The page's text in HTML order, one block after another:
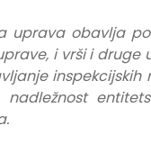
uprava obavlja
i vrši i druge
nadležnost